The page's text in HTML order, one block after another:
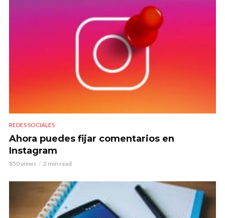
REDES SOCIALES
Ahora puedes fijar comentarios en
Instagram
850 views 2 min read